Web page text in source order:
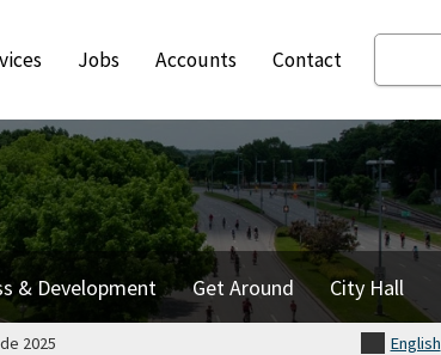
Jobs Accounts Contact
Buscar
& Development Get Around City Hall
2025 English